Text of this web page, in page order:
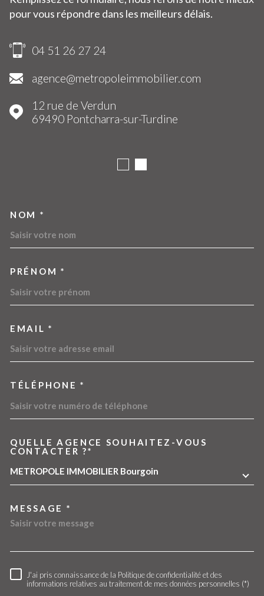
pour vous répondre dans les meilleurs délais.
04 51 26 27 24
agence@metropoleimmobilier.com
12 rue de Verdun
69490
Pontcharra-sur-Turdine
NOM *
PRÉNOM *
EMAIL *
TÉLÉPHONE *
QUELLE AGENCE SOUHAITEZ-VOUS
CONTACTER ?*
METROPOLE IMMOBILIER Bourgoin
MESSAGE *
RÈGLEMENTATION
J'ai pris connaissance de la Politique de confidentialité et des
informations relatives au traitement de mes données personnelles (*)